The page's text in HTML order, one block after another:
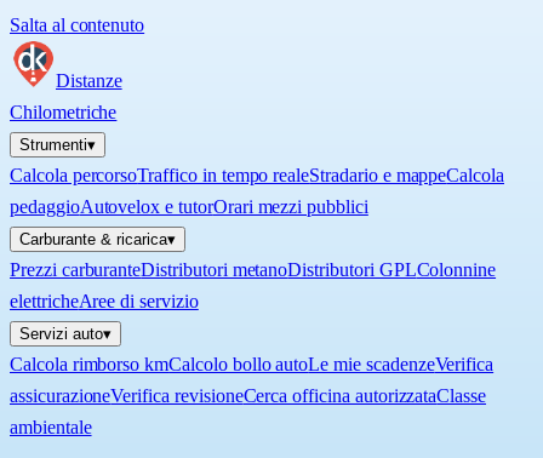
Salta al contenuto
Distanze
Chilometriche
Strumenti▾
Calcola percorsoTraffico in tempo realeStradario e mappeCalcola
pedaggioAutovelox e tutorOrari mezzi pubblici
Carburante & ricarica▾
Prezzi carburanteDistributori metanoDistributori GPLColonnine
elettricheAree di servizio
Servizi auto▾
Calcola rimborso kmCalcolo bollo autoLe mie scadenzeVerifica
assicurazioneVerifica revisioneCerca officina autorizzataClasse
ambientale